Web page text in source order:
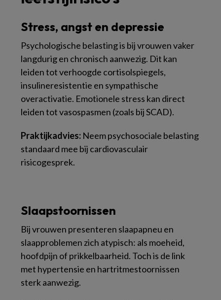
Stress, angst en depressie
Psychologische belasting is bij vrouwen vaker
langdurig en chronisch aanwezig. Dit kan
leiden tot verhoogde cortisolspiegels,
insulineresistentie en sympathische
overactivatie. Emotionele stress kan direct
leiden tot vasospasmen (zoals bij SCAD).
Praktijkadvies: Neem psychosociale belasting
standaard mee bij cardiovasculair
risicogesprek.
Slaapstoornissen
Bij vrouwen presenteren slaapapneu en
slaapproblemen zich atypisch: als moeheid,
hoofdpijn of prikkelbaarheid. Toch is de link
met hypertensie en hartritmestoornissen
sterk aanwezig.